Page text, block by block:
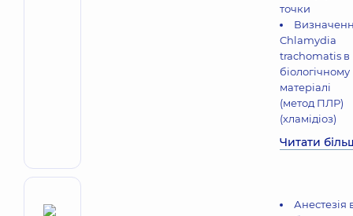
точки
Chlamydia
trachomatis в
біологічному
матеріалі
(метод ПЛР)
(хламідіоз)
Читати
Анестезія